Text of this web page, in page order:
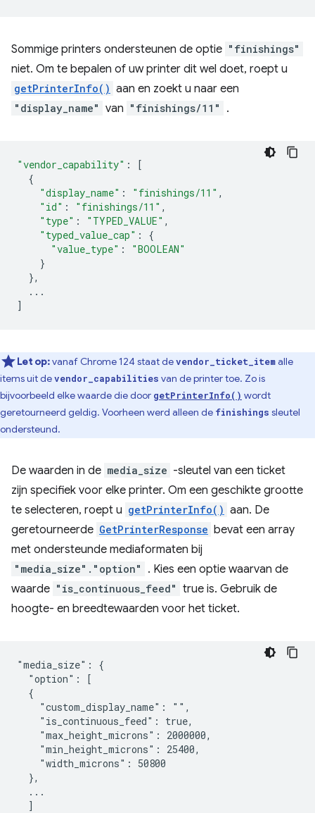
Sommige printers ondersteunen de optie "finishings"
niet. Om te bepalen of uw printer dit wel doet, roept u
getPrinterInfo() aan en zoekt u naar een
"display_name" van "finishings/11" .
"vendor_capability" :
[
{
"display_name" : "finishings/11" ,
"id" : "finishings/11" ,
"type" : "TYPED_VALUE" ,
"typed_value_cap" :
{
"value_type" :
"BOOLEAN"
}
},
...
]
Let op:vanaf Chrome 124 staat devendor_ticket_itemalle
items uit devendor_capabilities van de printer toe. Zo is
bijvoorbeeld elke waarde die door getPrinterInfo() wordt
geretourneerd geldig. Voorheen werd alleen de finishings sleutel
ondersteund.
De waarden in de media_size -sleutel van een ticket
zijn specifiek voor elke printer. Om een ​​geschikte grootte
te selecteren, roept u getPrinterInfo() aan. De
geretourneerde GetPrinterResponse bevat een array
met ondersteunde mediaformaten bij
"media_size"."option"
. Kies een optie waarvan de
waarde "is_continuous_feed" true is. Gebruik de
hoogte- en breedtewaarden voor het ticket.
"media_size": {
  "option": [
  {
    "custom_display_name": "",
    "is_continuous_feed": true,
    "max_height_microns": 2000000,
    "min_height_microns": 25400,
    "width_microns": 50800
  },
  ...
  ]